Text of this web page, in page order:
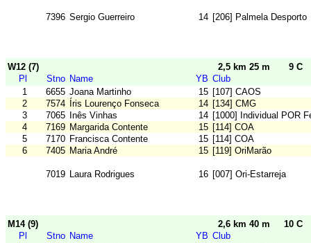
7396 Sergio Guerreiro 14 [206] Palmela Desporto
W12 (7) 2,5 km 25 m
9 C
Pl
Stno Name YB Club
1
6655 Joana Martinho 15 [107] CAOS
2
7574 Íris Lourenço Fonseca 14 [134] CMG
3
7065 Inês Vinhas 14 [1000] Individual POR
4
7169 Margarida Contente 15 [114] COA
5
7170 Francisca Contente 15 [114] COA
6
7405 Maria André 15 [119] OriMarão
7019 Laura Rodrigues 16 [007] Ori-Estarreja
M14 (9) 2,6 km 40 m
10 C
Pl
Stno Name YB Club